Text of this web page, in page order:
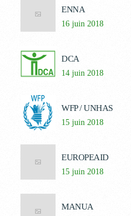
ENNA
16 juin 2018
DCA
14 juin 2018
WFP / UNHAS
15 juin 2018
EUROPEAID
15 juin 2018
MANUA